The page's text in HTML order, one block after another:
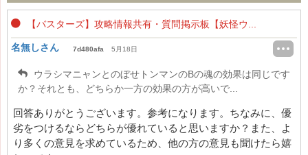
【バスターズ】攻略情報共有・質問掲示板【妖怪ウ...
名無しさん 7d480afa 5月18日
ウラシマニャンとのぼせトンマンのBの魂の効果は同じです
か？それとも、どちらか一方の効果の方が高いで...
回答ありがとうございます。参考になります。ちなみに、優
劣をつけるならどちらが優れていると思いますか？また、よ
り多くの意見を求めているため、他の方の意見も聞けたら嬉